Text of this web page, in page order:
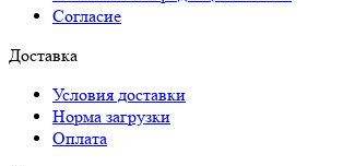
Согласие
Доставка
Условия доставки
Норма загрузки
Оплата